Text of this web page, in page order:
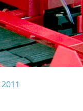
2011